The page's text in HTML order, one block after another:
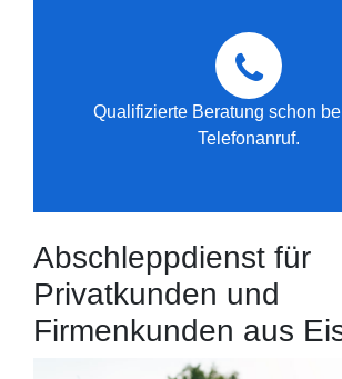
Qualifizierte Beratung schon
Telefonanruf.
Abschleppdienst für
Privatkunden und
Firmenkunden aus